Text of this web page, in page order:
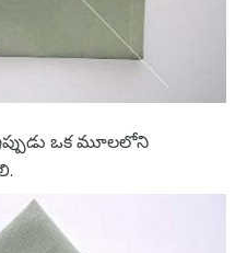
ఒక మూలలోని